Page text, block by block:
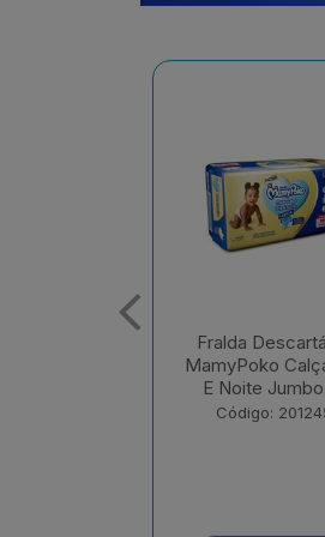
Fralda
MamyPoko
E Noite
Código: